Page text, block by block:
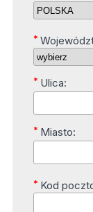
*
* Ulica:
* Miasto:
* Kod